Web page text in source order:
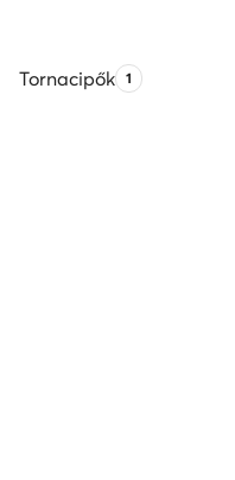
TornacipőkTermékek
1